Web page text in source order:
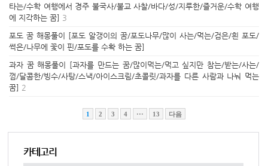
타는/수학 여행에서 경주 불국사/불교 사찰/바다/성/지루한/즐거운/수학 여행
에 지각하는 꿈] 3
포도 꿈 해몽풀이 [포도 알갱이의 꿈/포도나무/많이 사는/먹는/검은/흰 포도/
썩은/나무에 꽃이 핀/포도를 수확 하는 꿈]
과자 꿈 해몽풀이 [과자를 만드는 꿈/많이먹는/먹고 싶지만 참는/받는/사는/
껌/달콤한/빙수/사탕/스낵/아이스크림/초콜릿/과자를 다른 사람과 나눠 먹는
꿈] 2
1 2 3 4 ··· 13 다음
카테고리